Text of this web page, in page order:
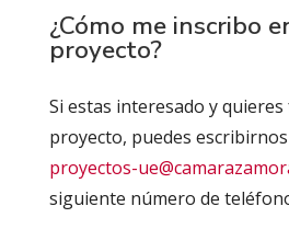
¿Cómo me inscribo
proyecto?
Si estas interesado y
proyecto, puedes
proyectos-
siguiente número de